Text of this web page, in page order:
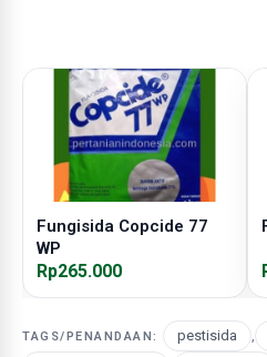
Fungisida Copcide 77
WP
Rp265.000
TAGS/PENANDAAN: pestisida ,